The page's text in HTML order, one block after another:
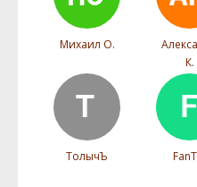
Михаил О.
К.
ТолычЪ